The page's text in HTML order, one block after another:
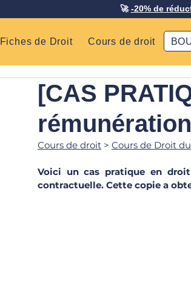
🚀-20% de
Fiches de Droit Cours de droit
[CAS
Cours de droit > Cours de Droit
Voici un cas pratique en
contractuelle. Cette copie a